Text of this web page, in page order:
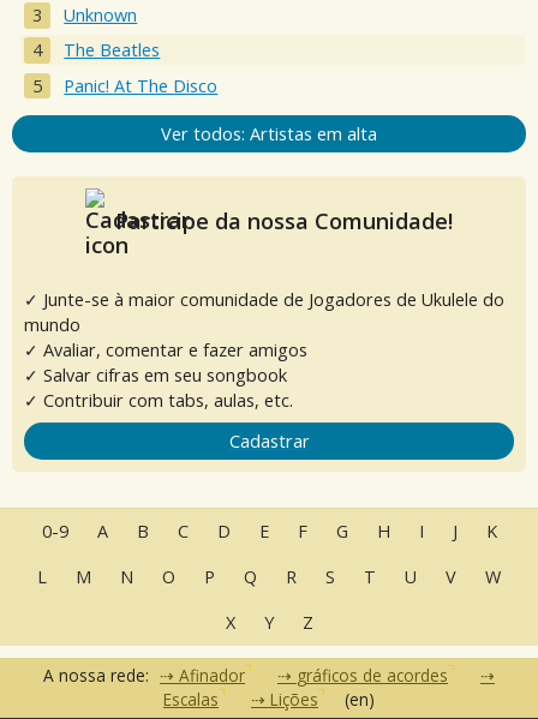
Unknown
The Beatles
Panic! At The Disco
Ver todos: Artistas em alta
Participe da nossa Comunidade!
✓ Junte-se à maior comunidade de Jogadores de Ukulele do
mundo
✓ Avaliar, comentar e fazer amigos
✓ Salvar cifras em seu songbook
✓ Contribuir com tabs, aulas, etc.
Cadastrar
0-9 A B C D E F G H I J
K
L
M N O P Q R S T U V
W
X
Y Z
A nossa rede: Afinador
gráficos de acordes
Escalas
Lições (en)